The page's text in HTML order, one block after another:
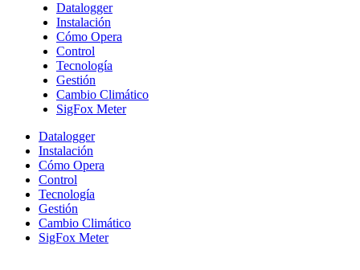
Datalogger
Instalación
Cómo Opera
Control
Tecnología
Gestión
Cambio Climático
SigFox Meter
Datalogger
Instalación
Cómo Opera
Control
Tecnología
Gestión
Cambio Climático
SigFox Meter